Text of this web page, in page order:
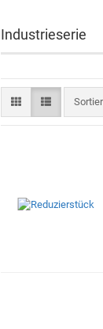
Industrieserie